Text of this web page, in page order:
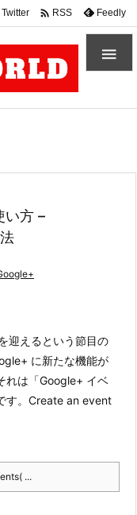

Twitter  RSS Feedly
方 –
迎えるという節目の
に新たな機能が
れは「Google+ イベ
す。Create an event
...